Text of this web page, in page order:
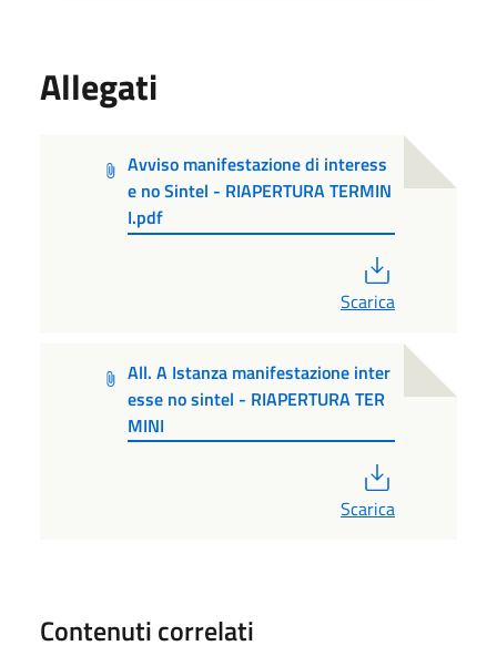
Allegati
Avviso manifestazione di interess
e no Sintel - RIAPERTURA TERMIN
I.pdf
Scarica
All. A Istanza manifestazione inter
esse no sintel - RIAPERTURA TER
MINI
Scarica
Contenuti correlati